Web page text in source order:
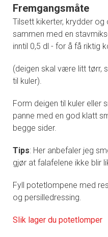
Fremgangsmåte
Tilsett kikerter, krydder og
sammen med en
inntil 0,5 dl - for å få riktig
(deigen skal være litt tørr,
til kuler).
Form deigen til kuler eller
panne med en god klatt
begge sider.
Tips: Her anbefaler jeg
gjør at falafelene ikke blir
Fyll potetlompene med
og persilledressing.
Slik lager du potetlomper